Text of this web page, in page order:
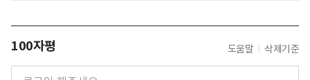
100자평 도움말 삭제기준